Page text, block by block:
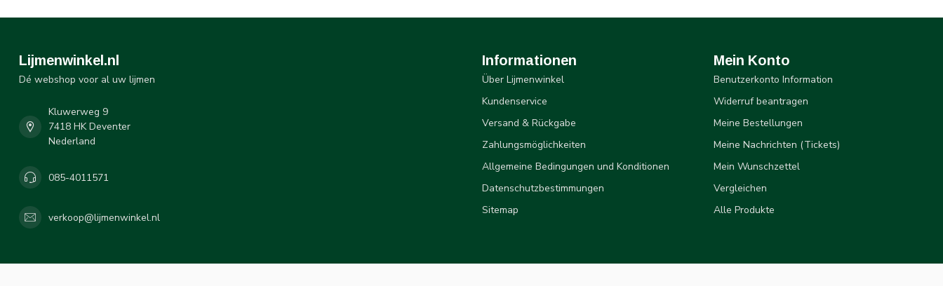
Lijmenwinkel.nl
Dé webshop voor al uw lijmen
Kluwerweg 9
7418 HK Deventer
Nederland
085-4011571
verkoop@lijmenwinkel.nl
Informationen
Über Lijmenwinkel
Kundenservice
Versand & Rückgabe
Zahlungsmöglichkeiten
Allgemeine Bedingungen und Konditionen
Datenschutzbestimmungen
Sitemap
Mein Konto
Benutzerkonto Information
Widerruf beantragen
Meine Bestellungen
Meine Nachrichten (Tickets)
Mein Wunschzettel
Vergleichen
Alle Produkte